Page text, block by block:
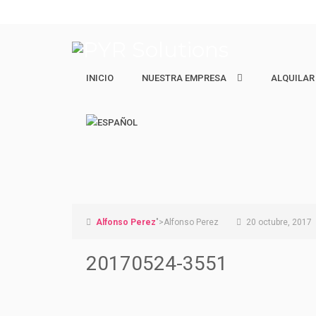
INICIO NUESTRA EMPRESA
NUESTRA EMPRESA ALQUILAR
ALQUILAR
Alfonso Perez">Alfonso Perez 20 octubre, 2017
20170524-3551